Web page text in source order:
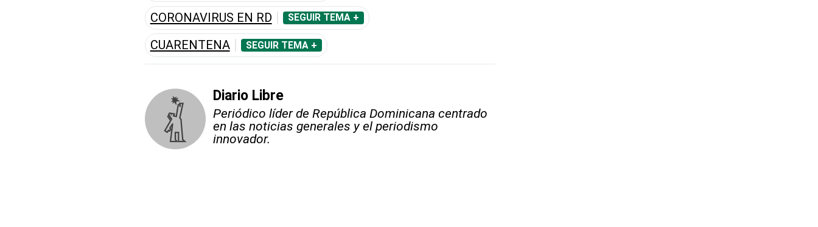
CORONAVIRUS EN RD SEGUIR TEMA +
CUARENTENA SEGUIR TEMA +
Diario Libre
Periódico líder de República Dominicana centrado
en las noticias generales y el periodismo
innovador.